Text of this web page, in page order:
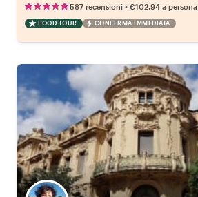
587 recensioni • €102.94 a persona
FOOD TOUR CONFERMA IMMEDIATA